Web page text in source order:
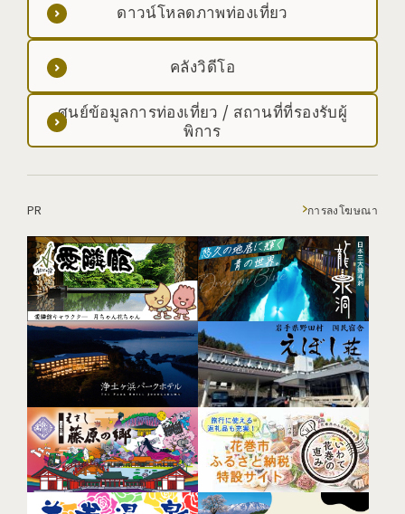
ดาวน์โหลดภาพท่องเที่ยว
คลังวิดีโอ
ศูนย์ข้อมูลการท่องเที่ยว / สถานที่ที่รองรับผู้
พิการ
PR การลงโฆษณา